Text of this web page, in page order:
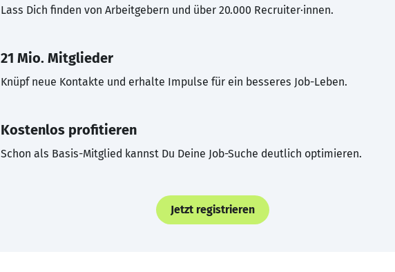
Lass Dich finden von Arbeitgebern und über 20.000 Recruiter·innen.
21 Mio. Mitglieder
Knüpf neue Kontakte und erhalte Impulse für ein besseres Job-Leben.
Kostenlos profitieren
Schon als Basis-Mitglied kannst Du Deine Job-Suche deutlich optimieren.
Jetzt registrieren